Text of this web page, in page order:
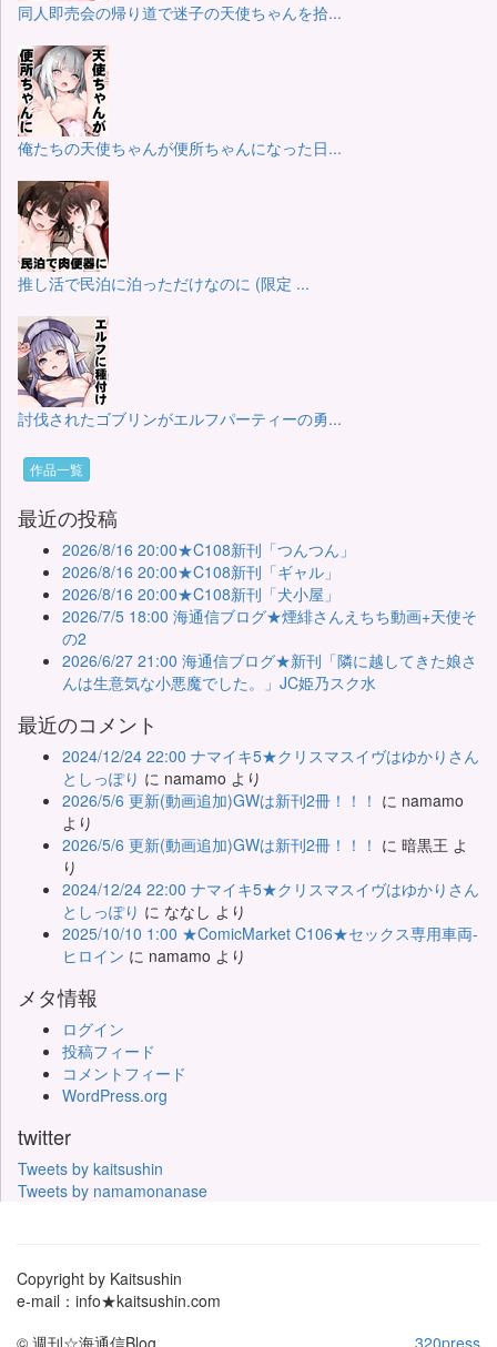
同人即売会の帰り道で迷子の天使ちゃんを拾...
俺たちの天使ちゃんが便所ちゃんになった日...
推し活で民泊に泊っただけなのに (限定 ...
討伐されたゴブリンがエルフパーティーの勇...
作品一覧
最近の投稿
2026/8/16 20:00★C108新刊「つんつん」
2026/8/16 20:00★C108新刊「ギャル」
2026/8/16 20:00★C108新刊「犬小屋」
2026/7/5 18:00 海通信ブログ★煙緋さんえちち動画+天使そ
の2
2026/6/27 21:00 海通信ブログ★新刊「隣に越してきた娘さ
んは生意気な小悪魔でした。」JC姫乃スク水
最近のコメント
2024/12/24 22:00 ナマイキ5★クリスマスイヴはゆかりさん
としっぽり に namamo より
2026/5/6 更新(動画追加)GWは新刊2冊！！！ に namamo
より
2026/5/6 更新(動画追加)GWは新刊2冊！！！ に 暗黒王 よ
り
2024/12/24 22:00 ナマイキ5★クリスマスイヴはゆかりさん
としっぽり に ななし より
2025/10/10 1:00 ★ComicMarket C106★セックス専用車両-
ヒロイン に namamo より
メタ情報
ログイン
投稿フィード
コメントフィード
WordPress.org
twitter
Tweets by kaitsushin
Tweets by namamonanase
Copyright by Kaitsushin
e-mail：info★kaitsushin.com